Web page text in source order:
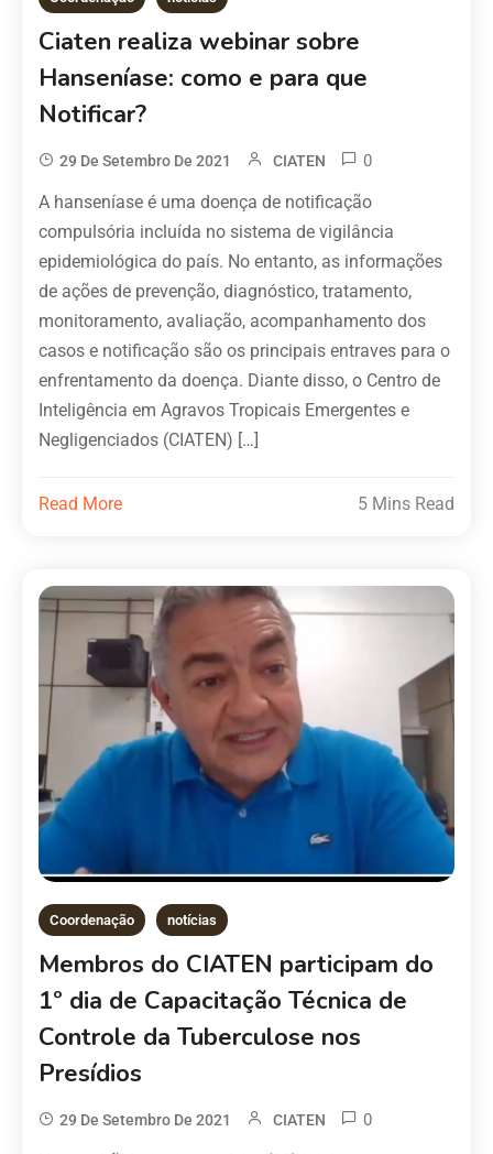
Ciaten realiza webinar sobre
Hanseníase: como e para que
Notificar?
29 De Setembro De 2021 CIATEN 0
A hanseníase é uma doença de notificação
compulsória incluída no sistema de vigilância
epidemiológica do país. No entanto, as informações
de ações de prevenção, diagnóstico, tratamento,
monitoramento, avaliação, acompanhamento dos
casos e notificação são os principais entraves para o
enfrentamento da doença. Diante disso, o Centro de
Inteligência em Agravos Tropicais Emergentes e
Negligenciados (CIATEN) […]
Read More 5 Mins Read
Coordenação notícias
Membros do CIATEN participam do
1º dia de Capacitação Técnica de
Controle da Tuberculose nos
Presídios
29 De Setembro De 2021 CIATEN 0